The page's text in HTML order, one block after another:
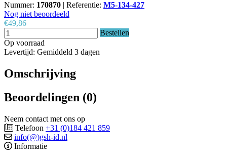
Nummer: 170870 | Referentie: M5-134-427
Nog niet beoordeeld
€49,86
Bestellen
Op voorraad
Levertijd: Gemiddeld 3 dagen
Omschrijving
Beoordelingen (0)
Neem contact met ons op
Telefoon +31 (0)184 421 859
info(@)gsh-id.nl
Informatie